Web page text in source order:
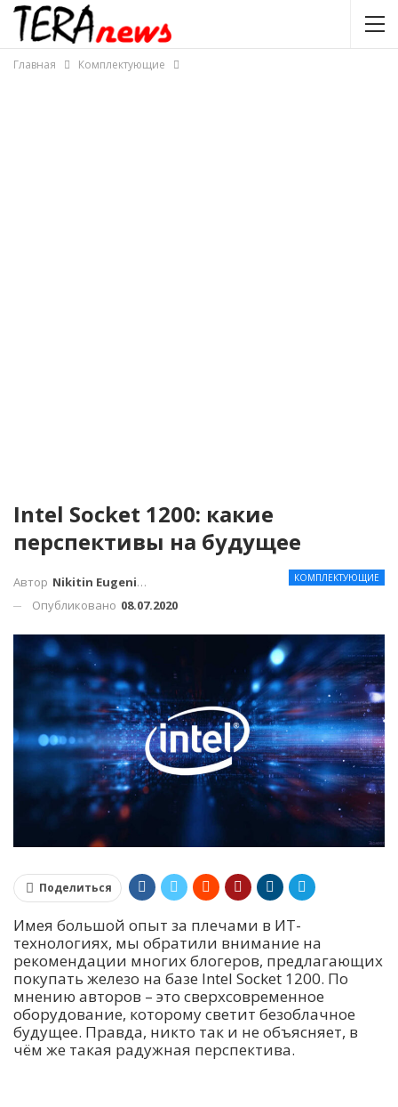
Главная Комплектующие
Intel Socket 1200: какие
перспективы на будущее
КОМПЛЕКТУЮЩИЕ
Автор Nikitin Eugenius
Опубликовано 08.07.2020
Поделиться
Имея большой опыт за плечами в ИТ-
технологиях, мы обратили внимание на
рекомендации многих блогеров, предлагающих
покупать железо на базе Intel Socket 1200. По
мнению авторов – это сверхсовременное
оборудование, которому светит безоблачное
будущее. Правда, никто так и не объясняет, в
чём же такая радужная перспектива.